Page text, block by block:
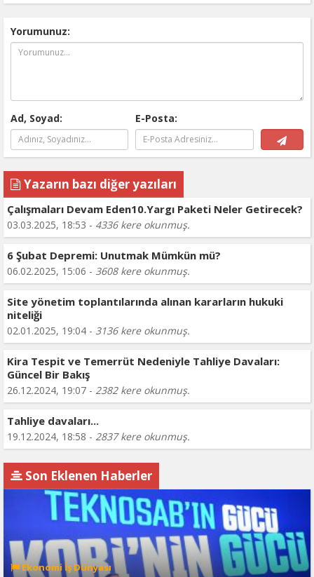
Yorumunuz:
Ad, Soyad: E-Posta:
Yazarın bazı diğer yazıları
Çalışmaları Devam Eden10.Yargı Paketi Neler Getirecek?
03.03.2025, 18:53 - 4336 kere okunmuş.
6 Şubat Depremi: Unutmak Mümkün mü?
06.02.2025, 15:06 - 3608 kere okunmuş.
Site yönetim toplantılarında alınan kararların hukuki
niteliği
02.01.2025, 19:04 - 3136 kere okunmuş.
Kira Tespit ve Temerrüt Nedeniyle Tahliye Davaları:
Güncel Bir Bakış
26.12.2024, 19:07 - 2382 kere okunmuş.
Tahliye davaları...
19.12.2024, 18:58 - 2837 kere okunmuş.
Son Eklenen Haberler
Ekonomi İş Dünyası